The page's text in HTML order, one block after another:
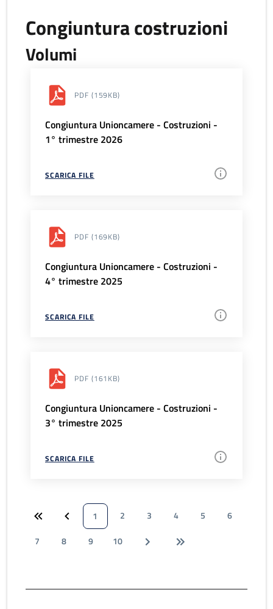
Congiuntura costruzioni
Volumi
PDF (159KB)
Congiuntura Unioncamere - Costruzioni -
1° trimestre 2026
SCARICA FILE
PDF (169KB)
Congiuntura Unioncamere - Costruzioni -
4° trimestre 2025
SCARICA FILE
PDF (161KB)
Congiuntura Unioncamere - Costruzioni -
3° trimestre 2025
SCARICA FILE
1 2 3 4 5
6
7
8 9 10